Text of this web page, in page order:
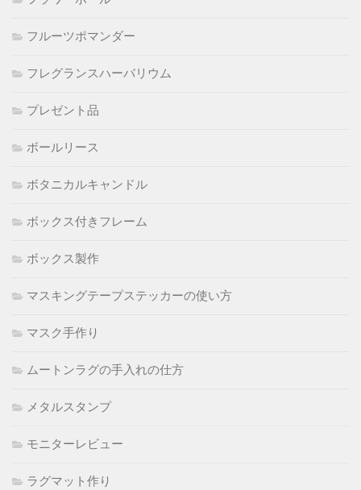
フルーツポマンダー
フレグランスハーバリウム
プレゼント品
ボールリース
ボタニカルキャンドル
ボックス付きフレーム
ボックス製作
マスキングテープステッカーの使い方
マスク手作り
ムートンラグの手入れの仕方
メタルスタンプ
モニターレビュー
ラグマット作り